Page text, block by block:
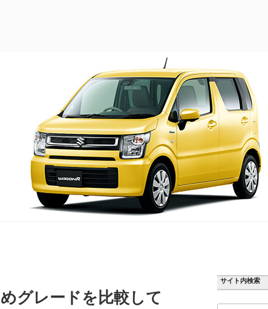
グレードを比較して
サイト内検索